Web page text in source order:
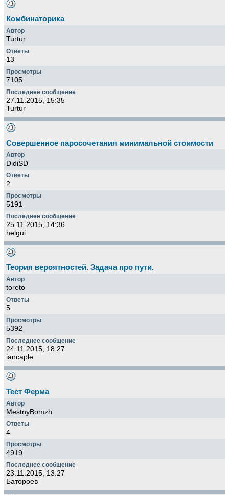
Комбинаторика
Turtur
13
7105
27.11.2015, 15:35
Turtur
Совершенное паросочетания минимальной стоимости
DidiSD
2
5191
25.11.2015, 14:36
helgui
Теория вероятностей. Задача про пути.
toreto
5
5392
24.11.2015, 18:27
iancaple
Тест Ферма
MestnyBomzh
4
4919
23.11.2015, 13:27
Батороев